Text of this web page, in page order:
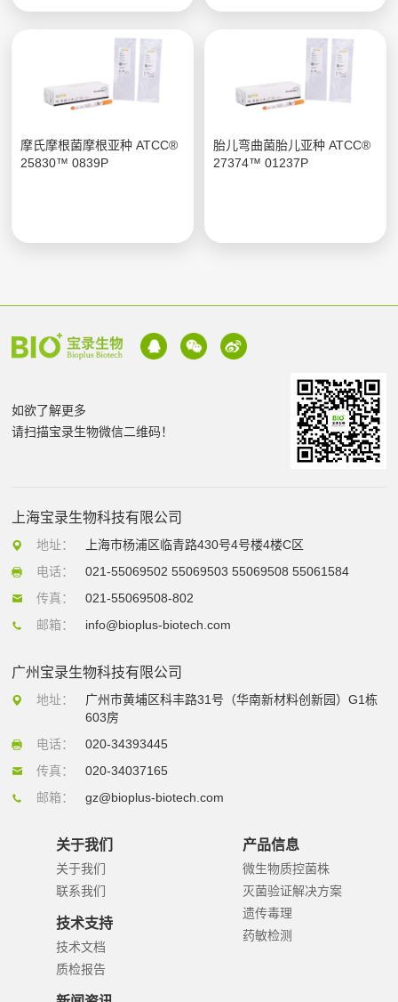
摩氏摩根菌摩根亚种 ATCC®
25830™ 0839P
胎儿弯曲菌胎儿亚种 ATCC®
27374™ 01237P
如欲了解更多
请扫描宝录生物微信二维码！
上海宝录生物科技有限公司
地址：
上海市杨浦区临青路430号4号楼4楼C区
电话：
021-55069502 55069503 55069508 55061584
传真：
021-55069508-802
邮箱：
info@bioplus-biotech.com
广州宝录生物科技有限公司
地址：
广州市黄埔区科丰路31号（华南新材料创新园）G1栋
603房
电话：
020-34393445
传真：
020-34037165
邮箱：
gz@bioplus-biotech.com
关于我们
关于我们
联系我们
技术支持
技术文档
质检报告
产品信息
微生物质控菌株
灭菌验证解决方案
遗传毒理
药敏检测